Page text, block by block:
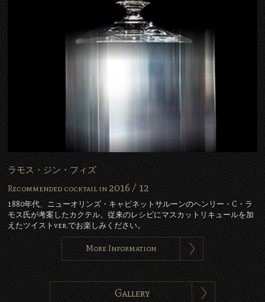
ラモス・ジン・フィズ
Recommended cocktail in2016 / 12
1880年代、ニューオリンズ・キャビネットサルーンのヘンリー・C・ラ
モス氏が考案したカクテル。従来のレシピにマスカットリキュールを加
えたツイストver.でお楽しみください。
More Information
Gallery